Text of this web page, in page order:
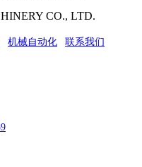
CO., LTD.
机械自动化 联系我们